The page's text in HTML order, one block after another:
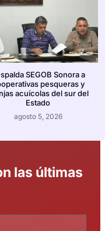
SEGOB Sonora a
pesqueras y
acuícolas del sur del
Estado
agosto 5, 2026
las últimas